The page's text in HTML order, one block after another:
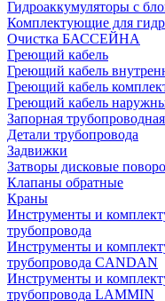
Гидроаккумуляторы с
Комплектующие для
Очистка БАССЕЙНА
Греющий кабель
Греющий кабель
Греющий кабель
Греющий кабель
Запорная
Детали трубопровода
Задвижки
Затворы дисковые
Клапаны обратные
Краны
Инструменты и
трубопровода
Инструменты и
трубопровода CANDAN
Инструменты и
трубопровода LAMMIN